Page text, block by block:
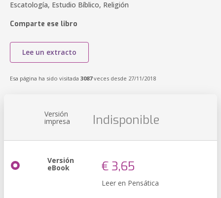
Escatología, Estudio Bíblico, Religión
Comparte ese libro
Lee un extracto
Esa página ha sido visitada 3087veces desde 27/11/2018
Versión
impresa Indisponible
Versión
eBook € 3,65
Leer en Pensática